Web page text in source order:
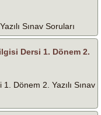
Sınav Soruları
Dersi 1. Dönem 2.
Dönem 2. Yazılı Sınav